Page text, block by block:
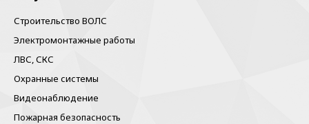
Строительство ВОЛС
Электромонтажные работы
ЛВС, СКС
Охранные системы
Видеонаблюдение
Пожарная безопасность